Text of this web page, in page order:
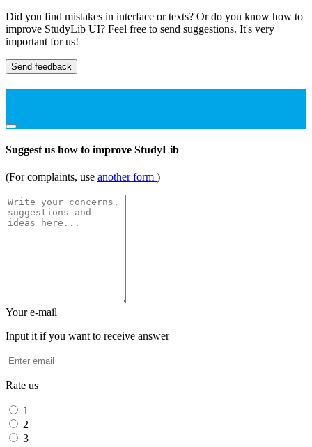
Did you find mistakes in interface or texts? Or do you know how to
improve StudyLib UI? Feel free to send suggestions. It's very
important for us!
Send feedback
Suggest us how to improve StudyLib
(For complaints, use another form )
Your e-mail
Input it if you want to receive answer
Rate us
1
2
3